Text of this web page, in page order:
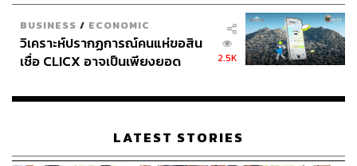
วันว่างถ้าคิดไม่ออกว่าจะทำอะไรเขามักจะขับรถไปเดินเล่น
ตามห้างแถวบ้าน เดินดูผู้คน ช้อปปิ้งเสื้อผ้าที่ชอบ แค่นี้ก็รู้สึก
ว่าได้ใช้เวลาให้คุ้มค่าแล้ว“ถ้าไม่ซื้อเสื้อผ้าก็ชอบนั่งดูผู้คน
เดินไปเดินมาครับ ชอบมองชอบดูคนแต่งตัวมาก ทั้งผู้ชาย
แมตช์เสื้อผ้าเก่ง ไอเท็มชิ้นไหนกำลังมา เนื้อผ้าเป็นยังไง ตอน
แฟชั่นไปในตัวด้วย นอกจากนี้เขายังชอบช้อปปิ้งเป็นชีวิต
BUSINESS / ECONOMIC
วิเคราะห์ปรากฏการณ์คนแห่ขอสิน
เชื่อ CLICX อาจเป็นเพียงยอด
เรือนไทยที่ถูกซุกไว้
2.5K
LATEST STORIES